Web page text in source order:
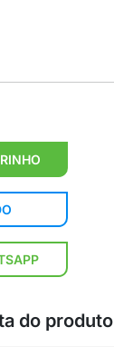
do produto